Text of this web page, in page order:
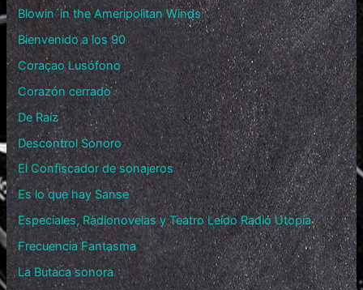
Blowin´in the Ameripolitan Winds
Bienvenido a los 90
Coraçao Lusófono
Corazón cerrado
De Raíz
Descontrol Sonoro
El Confiscador de sonajeros
Es lo que hay Sanse
Especiales, Radionovelas y Teatro Leído Radio Utopía
Frecuencia Fantasma
La Butaca sonora